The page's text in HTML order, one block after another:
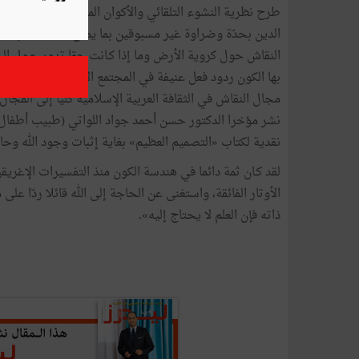
طرح نظرية النشوء التلقائي والأكوان المتعدّدة
الدين بحدّة وضراوة غيرمسبوقين بما يمثّلتحدّياصعبا
النقاش حولكروية الأرض وما إذاكـانتحقاتدورحـول
بها الكون ردود فعل عنيفة في المجتمع الأكاديمي
مجال النقاش في الثقافة العربية الإسلاميةكلّياإلىالمجال
نشرمؤخرا الدكتورحسنأحمد جواد اللواتي (طبيب
نقدية لكتاب «التصميم العظيم» بغاية إثبات وجود الله
لقدكـان ثمة دائما في هندسة الكون منذ التفسيرات
الأوتارالفائقة، واستغنى عن الحاجة إلى الله قائلا ردّا على
ذاته فإن العلم لا يحتاج إليه»
.